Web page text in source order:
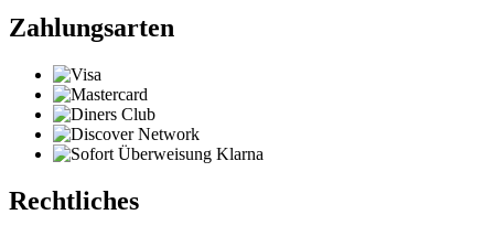
Zahlungsarten
Rechtliches